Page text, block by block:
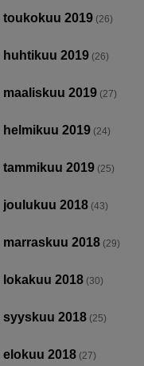
toukokuu 2019 (26)
huhtikuu 2019 (26)
maaliskuu 2019 (27)
helmikuu 2019 (24)
tammikuu 2019 (25)
joulukuu 2018 (43)
marraskuu 2018 (29)
lokakuu 2018 (30)
syyskuu 2018 (25)
elokuu 2018 (27)